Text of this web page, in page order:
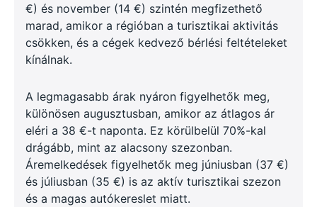
€) és november (14 €) szintén megfizethető
marad, amikor a régióban a turisztikai aktivitás
csökken, és a cégek kedvező bérlési feltételeket
kínálnak.
A legmagasabb árak nyáron figyelhetők meg,
különösen augusztusban, amikor az átlagos ár
eléri a 38 €-t naponta. Ez körülbelül 70%-kal
drágább, mint az alacsony szezonban.
Áremelkedések figyelhetők meg júniusban (37 €)
és júliusban (35 €) is az aktív turisztikai szezon
és a magas autókereslet miatt.